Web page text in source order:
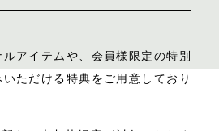
アイテムや、会員様限定の特別
ただける特典をご用意しており